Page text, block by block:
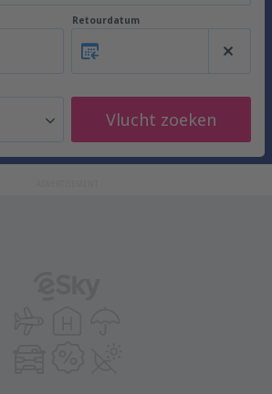
Retourdatum
Vlucht zoeken